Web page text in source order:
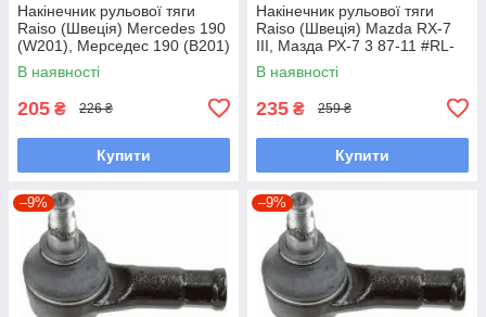
Накінечник рульової тяги
Raiso (Швеція) Mercedes 190
(W201), Мерседес 190 (В201)
82-93 #RL-338110M
UAYXAOD7
В наявності
205 ₴ 226 ₴
Купити
Накінечник рульової тяги
Raiso (Швеція) Mazda RX-7
III, Мазда РХ-7 3 87-11 #RL-
232280M UAQWNIH7
В наявності
235 ₴ 259 ₴
Купити
–9% –9%